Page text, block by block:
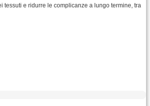
tessuti e ridurre le complicanze a lungo termine, tra